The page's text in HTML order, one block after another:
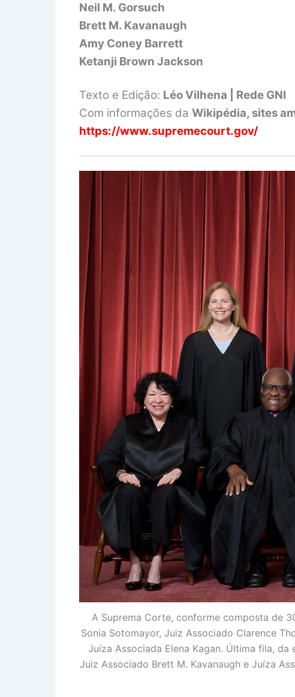
Neil M. Gorsuch
Brett M. Kavanaugh
Amy Coney Barrett
Ketanji Brown Jackson
Texto e Edição: Léo Vilhena | Rede GNI
Com informações da Wikipédia, sites
https://www.supremecourt.gov/
A Suprema Corte, conforme composta de
Sonia Sotomayor, Juiz Associado Clarence
Juíza Associada Elena Kagan. Última fila,
Juiz Associado Brett M. Kavanaugh e Juíza